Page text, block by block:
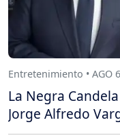
Entretenimiento • AGO
La Negra
Jorge Alfredo